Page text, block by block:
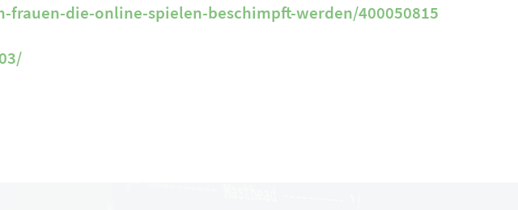
die-online-spielen-beschimpft-werden/400050815